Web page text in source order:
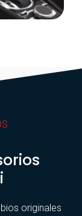
originales